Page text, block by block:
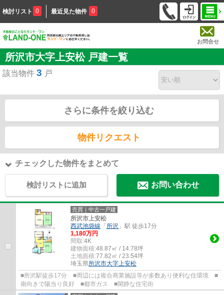
検討リスト 0 最近見た物件 0
お問合せ
所沢市大字上安松 戸建一覧
該当物件 3 戸
さらに条件を絞り込む
物件リクエスト
チェックした物件をまとめて
検討リストに追加 お問い合わせ
売買｜中古一戸建
所沢市上安松
西武池袋線 「 所沢 」駅 徒歩17分
1,180万円
間取:4K
建物面積:48.87㎡ / 14.78坪
土地面積:77.82㎡ / 23.54坪
埼玉県所沢市大字上安松
■所沢駅徒歩17分 ■周辺には複合商業施設等が多数あり便利な住環境 ■
南向きで陽当り良好 ■都市ガス ■閑静な住宅街